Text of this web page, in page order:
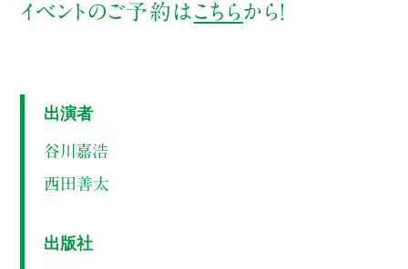
イベントのご予約はこちらから！
出演者
谷川嘉浩
西田善太
出版社